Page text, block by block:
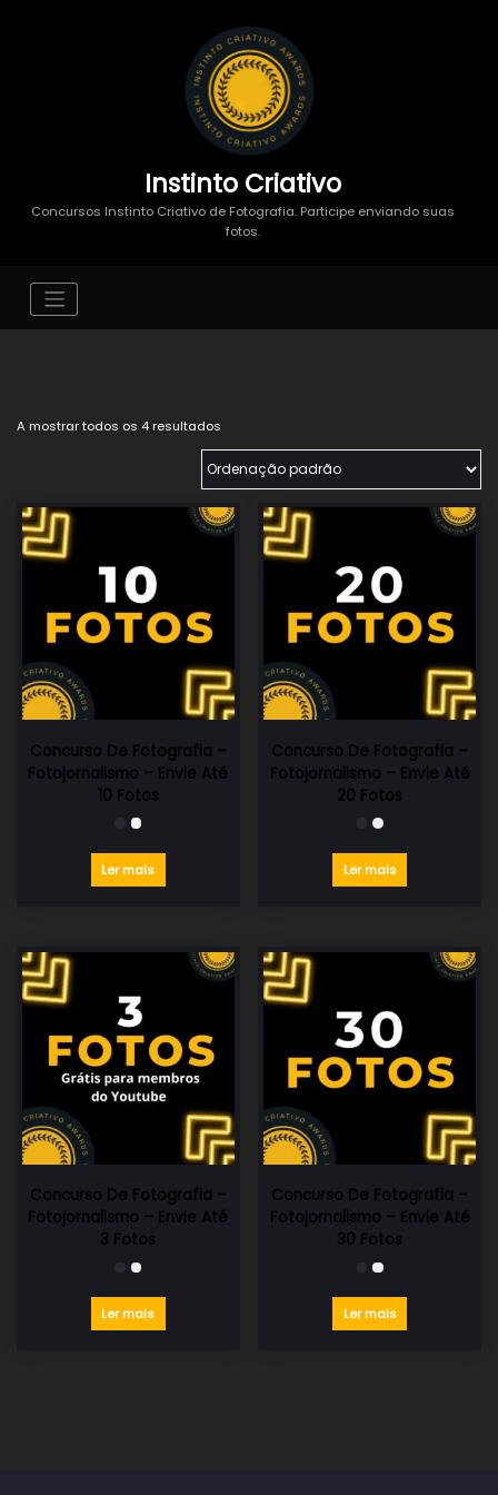
Instinto Criativo
Concursos Instinto Criativo de Fotografia. Participe enviando suas
fotos.
A mostrar todos os 4 resultados
Concurso De Fotografia –
Fotojornalismo – Envie Até
10 Fotos
Ler mais
Concurso De Fotografia –
Fotojornalismo – Envie Até
20 Fotos
Ler mais
Concurso De Fotografia –
Fotojornalismo – Envie Até
3 Fotos
Ler mais
Concurso De Fotografia –
Fotojornalismo – Envie Até
30 Fotos
Ler mais